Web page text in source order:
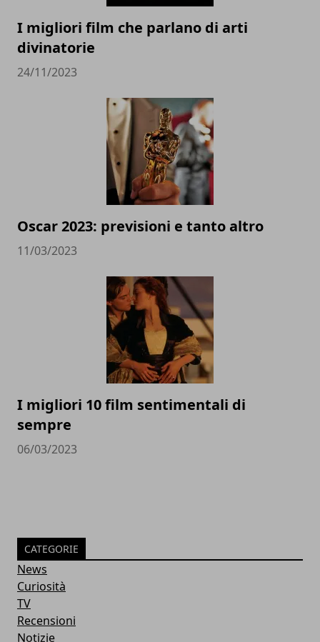
I migliori film che parlano di arti
divinatorie
24/11/2023
Oscar 2023: previsioni e tanto altro
11/03/2023
I migliori 10 film sentimentali di
sempre
06/03/2023
CATEGORIE
News
Curiosità
TV
Recensioni
Notizie